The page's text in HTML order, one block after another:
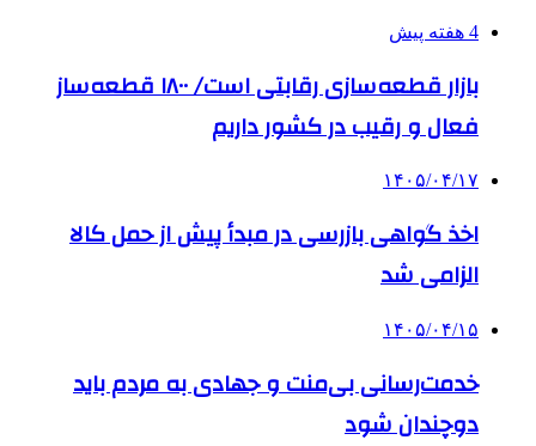
4 هفته پیش
بازار قطعه‌سازی رقابتی است/ ۱۸۰۰ قطعه‌ساز
فعال و رقیب در کشور داریم
۱۴۰۵/۰۴/۱۷
اخذ گواهی بازرسی در مبدأ پیش از حمل کالا
الزامی شد
۱۴۰۵/۰۴/۱۵
خدمت‌رسانی بی‌منت و جهادی به مردم باید
دوچندان شود